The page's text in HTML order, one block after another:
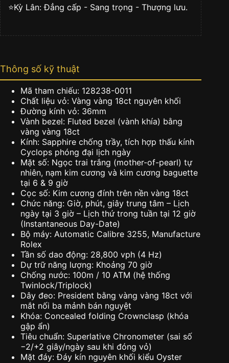
⭐️Kỳ Lân: Đẳng cấp - Sang trọng - Thượng lưu.
Thông số kỹ thuật
Mã tham chiếu: 128238-0011
Chất liệu vỏ: Vàng vàng 18ct nguyên khối
Đường kính vỏ: 36mm
Vành bezel: Fluted bezel (vành khía) bằng
vàng vàng 18ct
Kính: Sapphire chống trầy, tích hợp thấu kính
Cyclops phóng đại lịch ngày
Mặt số: Ngọc trai trắng (mother-of-pearl) tự
nhiên, nạm kim cương và kim cương baguette
tại 6 & 9 giờ
Cọc số: Kim cương đính trên nền vàng 18ct
Chức năng: Giờ, phút, giây trung tâm – Lịch
ngày tại 3 giờ – Lịch thứ trong tuần tại 12 giờ
(Instantaneous Day-Date)
Bộ máy: Automatic Calibre 3255, Manufacture
Rolex
Tần số dao động: 28,800 vph (4 Hz)
Dự trữ năng lượng: Khoảng 70 giờ
Chống nước: 100m / 10 ATM (hệ thống
Twinlock/Triplock)
Dây đeo: President bằng vàng vàng 18ct với
mắt nối ba mảnh bán nguyệt
Khóa: Concealed folding Crownclasp (khóa
gập ẩn)
Tiêu chuẩn: Superlative Chronometer (sai số
−2/+2 giây/ngày sau khi đóng vỏ)
Mặt đáy: Đáy kín nguyên khối kiểu Oyster